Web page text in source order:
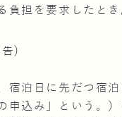
負担を要求したとき
)
宿泊日に先だつ宿
申込み」という。